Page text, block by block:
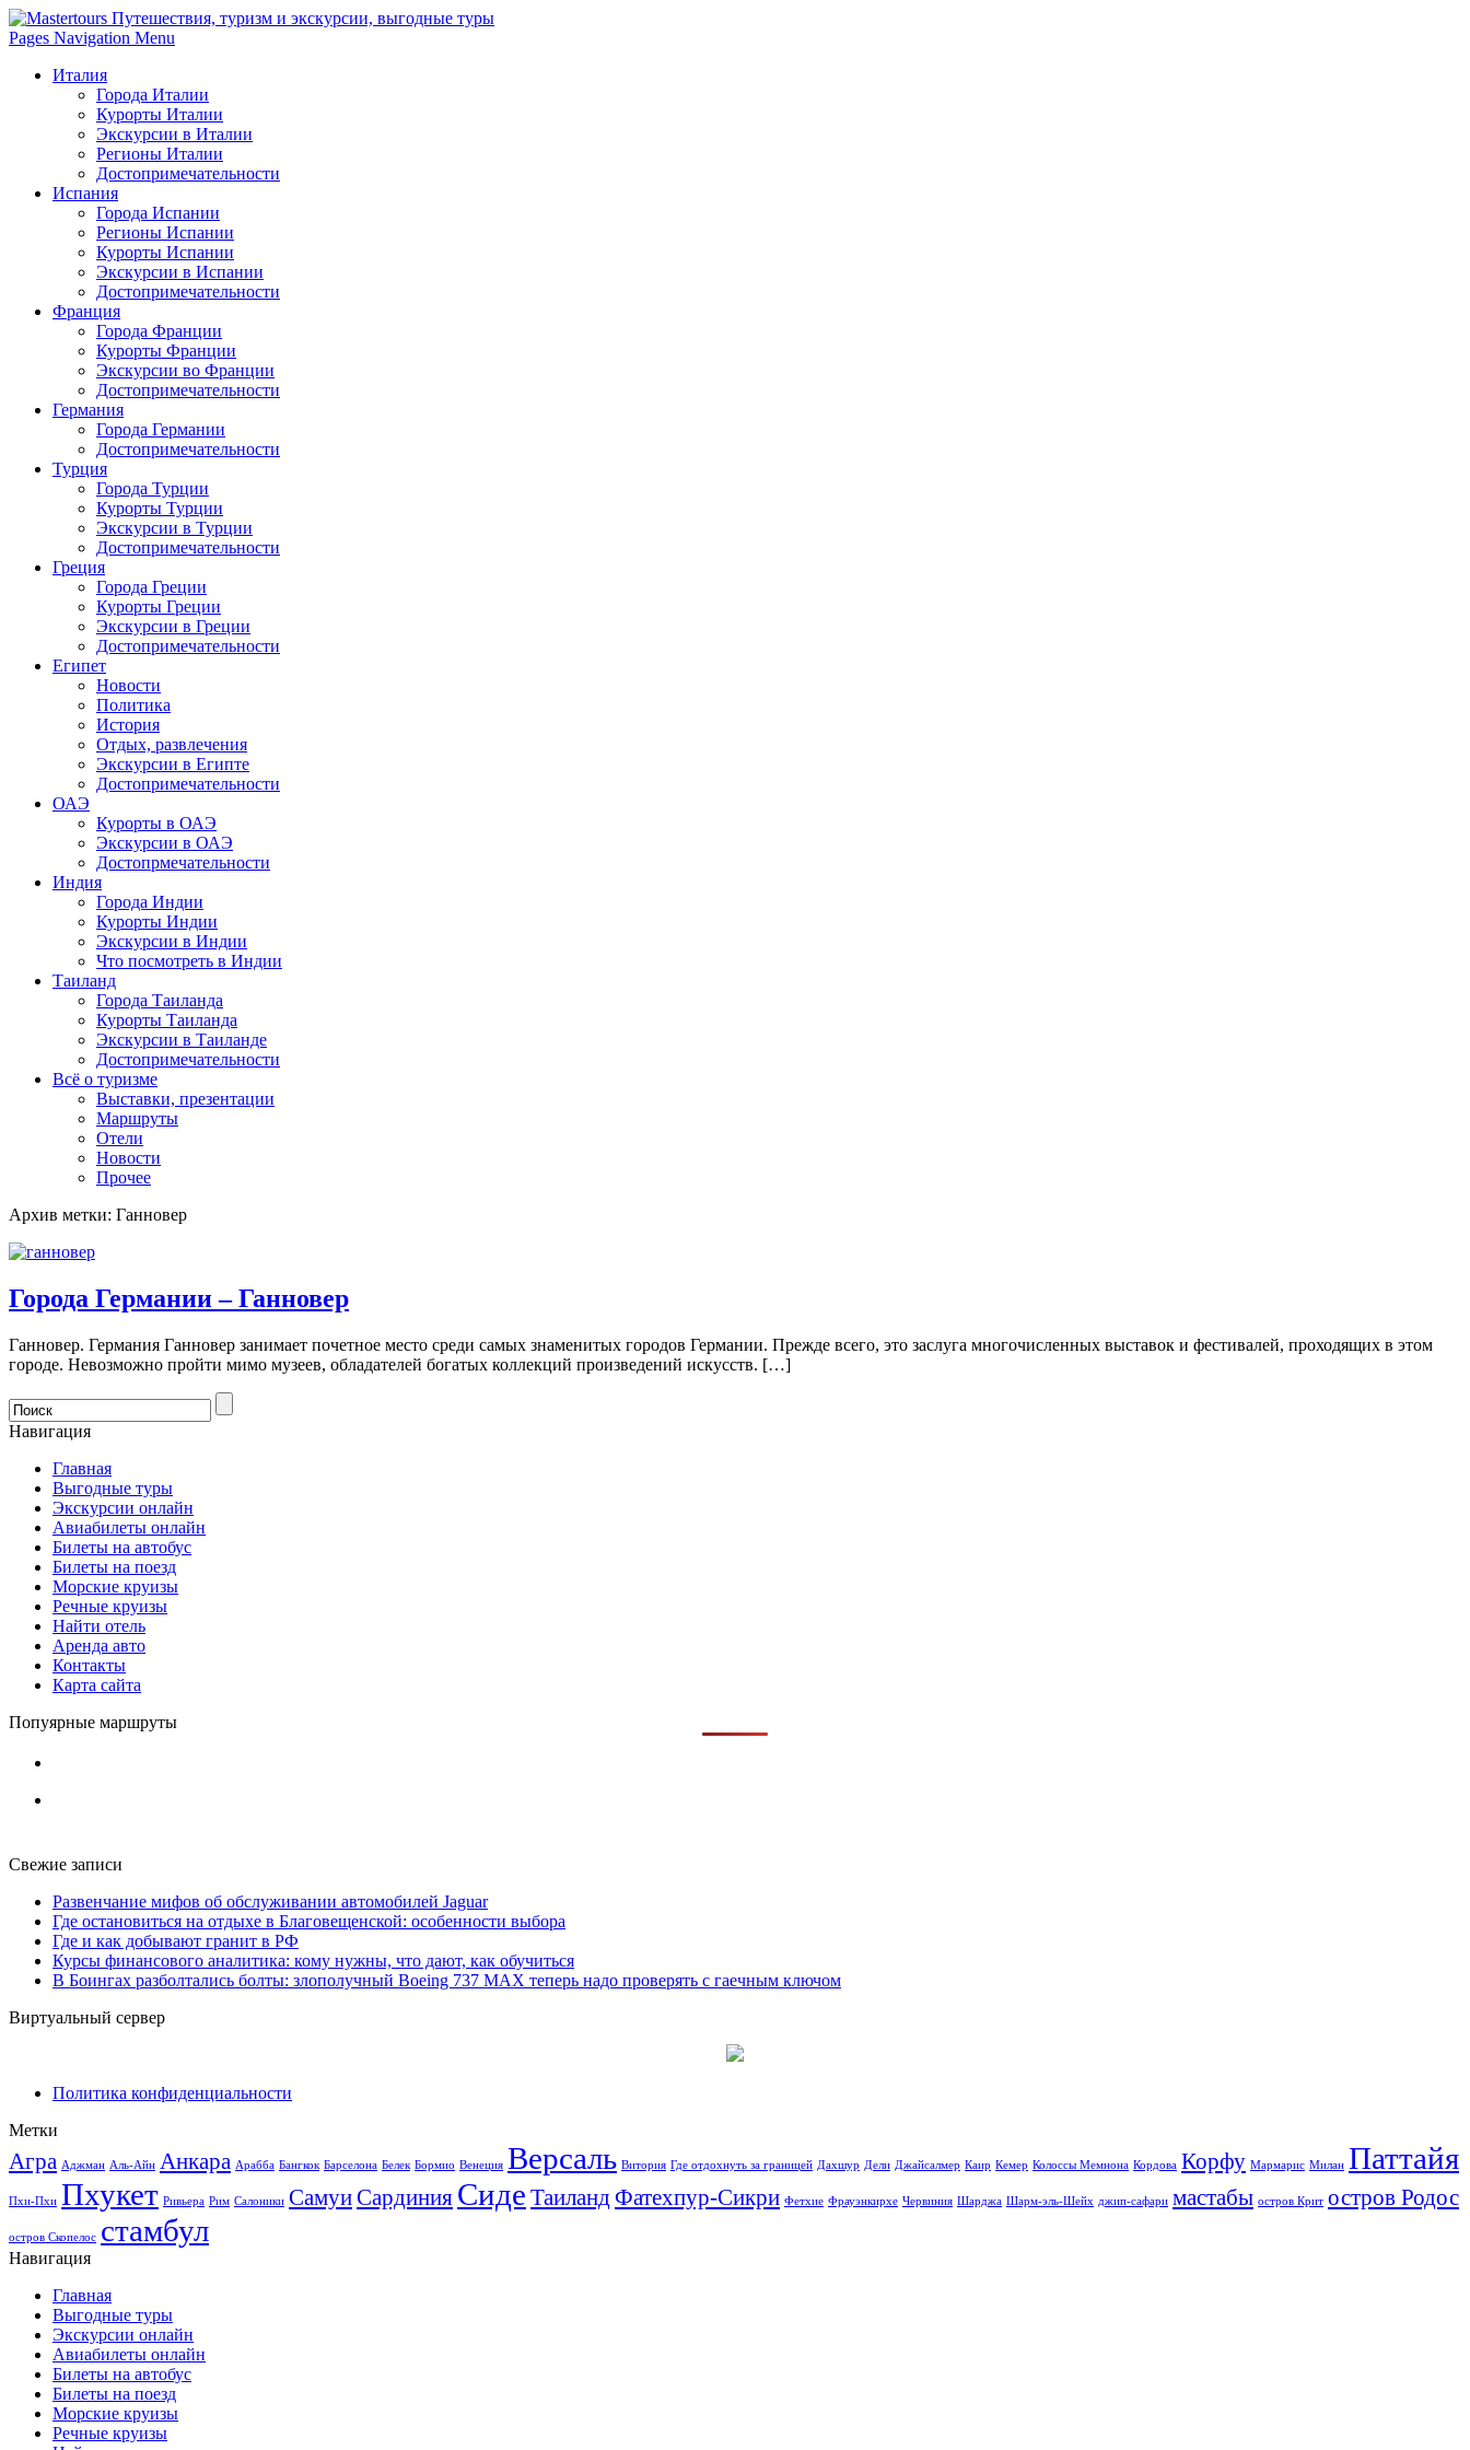
Pages Navigation Menu
Италия
Города Италии
Курорты Италии
Экскурсии в Италии
Регионы Италии
Достопримечательности
Испания
Города Испании
Регионы Испании
Курорты Испании
Экскурсии в Испании
Достопримечательности
Франция
Города Франции
Курорты Франции
Экскурсии во Франции
Достопримечательности
Германия
Города Германии
Достопримечательности
Турция
Города Турции
Курорты Турции
Экскурсии в Турции
Достопримечательности
Греция
Города Греции
Курорты Греции
Экскурсии в Греции
Достопримечательности
Египет
Новости
Политика
История
Отдых, развлечения
Экскурсии в Египте
Достопримечательности
ОАЭ
Курорты в ОАЭ
Экскурсии в ОАЭ
Достопрмечательности
Индия
Города Индии
Курорты Индии
Экскурсии в Индии
Что посмотреть в Индии
Таиланд
Города Таиланда
Курорты Таиланда
Экскурсии в Таиланде
Достопримечательности
Всё о туризме
Выставки, презентации
Маршруты
Отели
Новости
Прочее
Архив метки: Ганновер
Города Германии – Ганновер
Ганновер. Германия Ганновер занимает почетное место среди самых знаменитых городов Германии. Прежде всего, это заслуга многочисленных выставок и фестивалей, проходящих в этом
городе. Невозможно пройти мимо музеев, обладателей богатых коллекций произведений искусств. […]
Навигация
Главная
Выгодные туры
Экскурсии онлайн
Авиабилеты онлайн
Билеты на автобус
Билеты на поезд
Морские круизы
Речные круизы
Найти отель
Аренда авто
Контакты
Карта сайта
Попуярные маршруты
Свежие записи
Развенчание мифов об обслуживании автомобилей Jaguar
Где остановиться на отдыхе в Благовещенской: особенности выбора
Где и как добывают гранит в РФ
Курсы финансового аналитика: кому нужны, что дают, как обучиться
В Боингах разболтались болты: злополучный Boeing 737 MAX теперь надо проверять с гаечным ключом
Виртуальный сервер
Политика конфиденциальности
Метки
Агра Аджман Аль-Айн Анкара Арабба Бангкок Барселона Белек Бормио Венеция Версаль Витория Где отдохнуть за границей Дахшур Дели Джайсалмер Каир Кемер Колоссы Мемнона Кордова Корфу Мармарис Милан Паттайя
Пхи-Пхи Пхукет Ривьера Рим Салоники СамуиСардиния Сиде ТаиландФатехпур-Сикри Фетхие Фрауэнкирхе Червиния Шарджа Шарм-эль-Шейх джип-сафари мастабы остров Крит остров Родос
остров Скопелос стамбул
Навигация
Главная
Выгодные туры
Экскурсии онлайн
Авиабилеты онлайн
Билеты на автобус
Билеты на поезд
Морские круизы
Речные круизы